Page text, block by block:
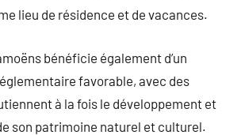
lieu de résidence et de vacances.
bénéficie également d’un
favorable, avec des
à la fois le développement et
son patrimoine naturel et culturel.